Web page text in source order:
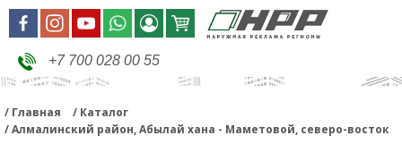
+7 700 028 00 55
Главная
Каталог
Алмалинский район, Абылай хана - Маметовой, северо-восток